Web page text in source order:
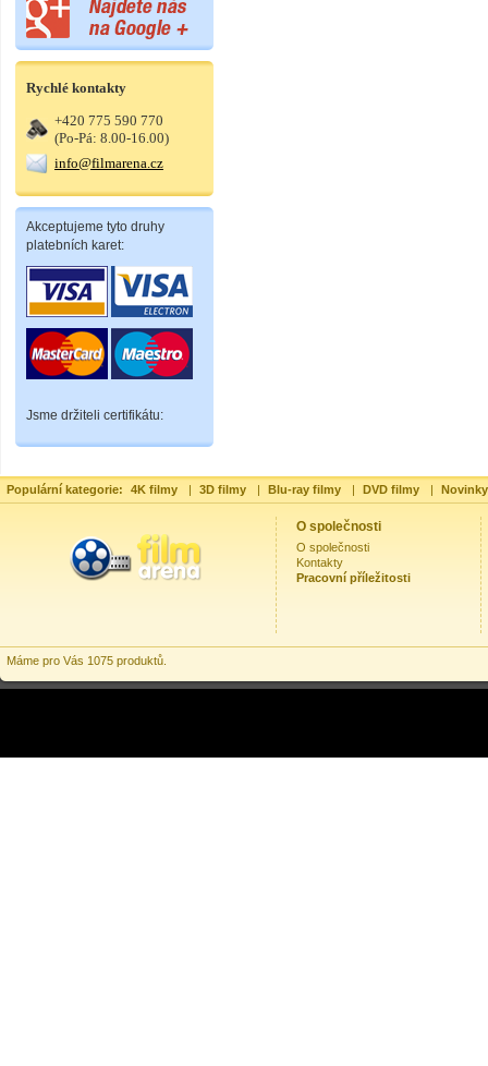
Rychlé kontakty
+420 775 590 770
(Po-Pá: 8.00-16.00)
info@filmarena.cz
Akceptujeme tyto druhy
platebních karet:
Jsme držiteli certifikátu:
Populární kategorie: 4K filmy | 3D filmy | Blu-ray filmy | DVD filmy |
O společnosti
O společnosti
Kontakty
Pracovní příležitosti
Máme pro Vás 1075 produktů.